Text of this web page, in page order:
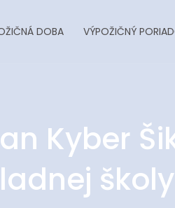
DOBA VÝPOŽIČNÝ
Kyber
školy